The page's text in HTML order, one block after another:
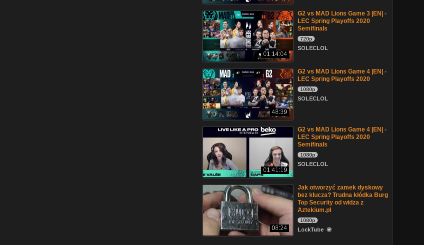
01:14:04
G2 vs MAD Lions Game 3 |EN| -
LEC Spring Playoffs 2020
Semifinals
720p
SOLECLOL
48:39
G2 vs MAD Lions Game 4 |EN| -
LEC Spring Playoffs 2020
1080p
SOLECLOL
01:41:19
G2 vs MAD Lions Game 4 |EN| -
LEC Spring Playoffs 2020
Semifinals
1080p
SOLECLOL
08:24
Jak otworzyć zamek dyskowy
bez klucza? Trudna kłódka Burg
Top Security od widza z
Aztekium.pl
1080p
LockTube